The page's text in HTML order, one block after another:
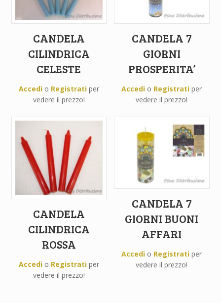
CANDELA
CILINDRICA
CELESTE
Accedio Registratiper
vedere il prezzo!
CANDELA 7
GIORNI
PROSPERITA’
Accedi o Registrati per
vedere il prezzo!
CANDELA
CILINDRICA
ROSSA
Accedio Registratiper
vedere il prezzo!
CANDELA 7
GIORNI BUONI
AFFARI
Accedi o Registrati per
vedere il prezzo!